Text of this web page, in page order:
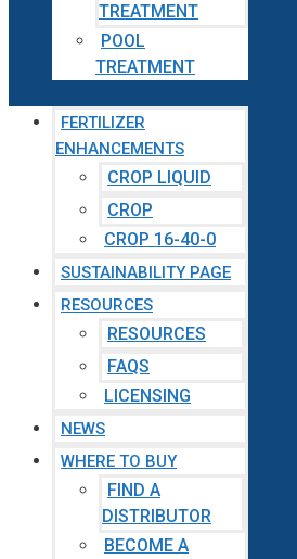
TREATMENT
POOL
TREATMENT
FERTILIZER
ENHANCEMENTS
CROP LIQUID
CROP
CROP 16-40-0
SUSTAINABILITY PAGE
RESOURCES
RESOURCES
FAQS
LICENSING
NEWS
WHERE TO BUY
FIND A
DISTRIBUTOR
BECOME A